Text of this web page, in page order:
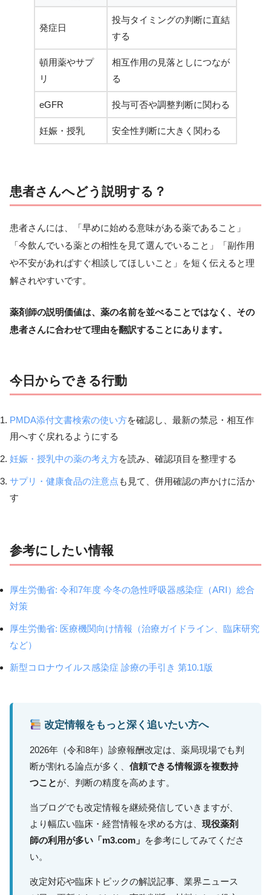
発症日
投与タイミングの判断に直結
する
頓用薬やサプ
リ
相互作用の見落としにつなが
る
eGFR 投与可否や調整判断に関わる
妊娠・授乳 安全性判断に大きく関わる
患者さんへどう説明する？
患者さんには、「早めに始める意味がある薬であること」
「今飲んでいる薬との相性を見て選んでいること」「副作用
や不安があればすぐ相談してほしいこと」を短く伝えると理
解されやすいです。
薬剤師の説明価値は、薬の名前を並べることではなく、その
患者さんに合わせて理由を翻訳することにあります。
今日からできる行動
PMDA添付文書検索の使い方を確認し、最新の禁忌・相互作
用へすぐ戻れるようにする
妊娠・授乳中の薬の考え方を読み、確認項目を整理する
サプリ・健康食品の注意点 も見て、併用確認の声かけに活か
す
参考にしたい情報
厚生労働省: 令和7年度 今冬の急性呼吸器感染症（ARI）総合
対策
厚生労働省: 医療機関向け情報（治療ガイドライン、臨床研究
など）
新型コロナウイルス感染症 診療の手引き 第10.1版
改定情報をもっと深く追いたい方へ
2026年（令和8年）診療報酬改定は、薬局現場でも判
断が割れる論点が多く、 信頼できる情報源を複数持
つことが、判断の精度を高めます。
当ブログでも改定情報を継続発信していきますが、
より幅広い臨床・経営情報を求める方は、 現役薬剤
師の利用が多い「m3.com」 を参考にしてみてくださ
い。
改定対応や臨床トピックの解説記事、業界ニュース